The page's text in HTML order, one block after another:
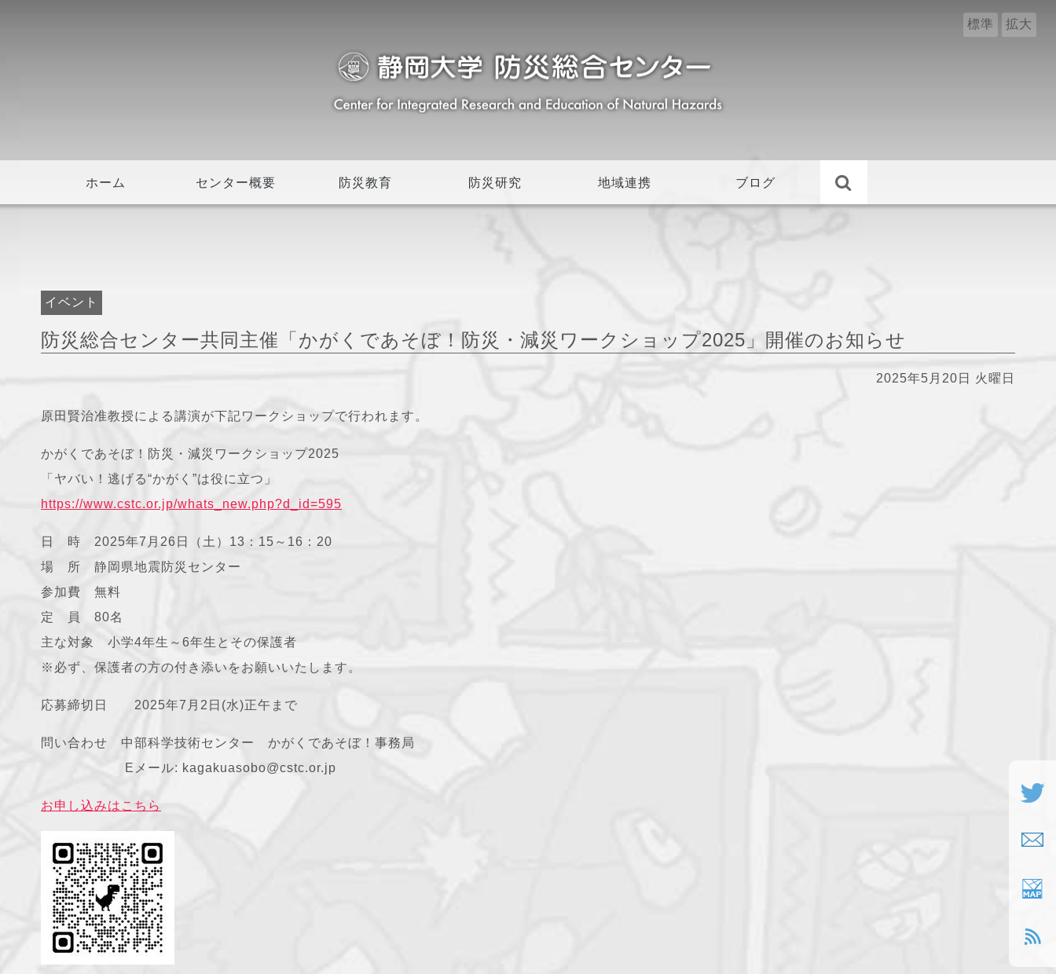
標準 拡大
ホーム センター概要 防災教育 防災研究 地域連携 ブログ
イベント
防災総合センター共同主催「かがくであそぼ！防災・減災ワークショップ2025」開催のお知らせ
2025年5月20日 火曜日
原田賢治准教授による講演が下記ワークショップで行われます。
かがくであそぼ！防災・減災ワークショップ2025
「ヤバい！逃げる“かがく”は役に立つ」
https://www.cstc.or.jp/whats_new.php?d_id=595
日 時 2025年7月26日（土）13：15～16：20
場 所 静岡県地震防災センター
参加費 無料
定 員 80名
主な対象 小学4年生～6年生とその保護者
※必ず、保護者の方の付き添いをお願いいたします。
応募締切日 2025年7月2日(水)正午まで
問い合わせ 中部科学技術センター かがくであそぼ！事務局
Eメール: kagakuasobo@cstc.or.jp
お申し込みはこちら